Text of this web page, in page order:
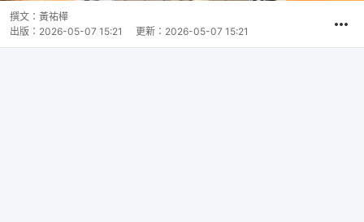
撰文： 黃祐樺
出版： 2026-05-07 15:21 更新： 2026-05-07 15:21